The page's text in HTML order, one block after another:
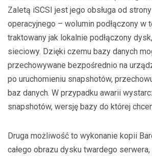
Zaletą iSCSI jest jego obsługa od
operacyjnego – wolumin podłączony w
traktowany jak lokalnie podłączony
sieciowy. Dzięki czemu bazy danych
przechowywane bezpośrednio na
po uruchomieniu snapshotów,
baz danych. W przypadku awarii
snapshotów, wersję bazy do której
Druga możliwość to wykonanie kopii
całego obrazu dysku twardego